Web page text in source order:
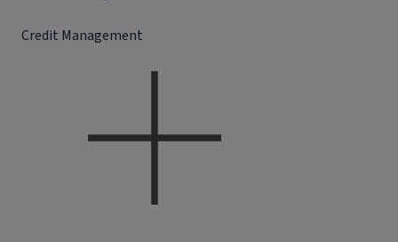
Credit Management